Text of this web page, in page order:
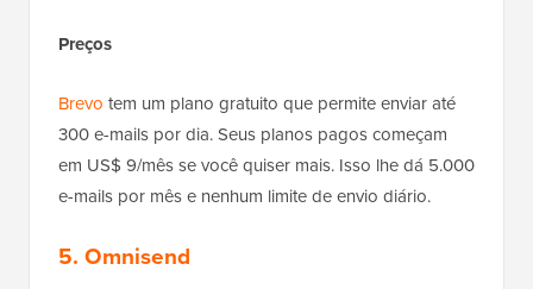
Preços
Brevo tem um plano gratuito que permite enviar até
300 e-mails por dia. Seus planos pagos começam
em US$ 9/mês se você quiser mais. Isso lhe dá 5.000
e-mails por mês e nenhum limite de envio diário.
5. Omnisend